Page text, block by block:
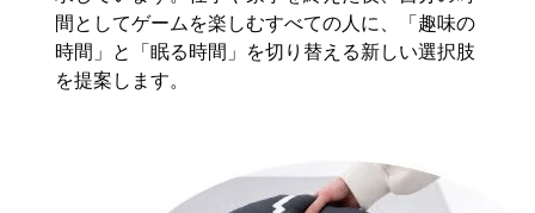
間としてゲームを楽しむすべての人に、「趣味の
時間」と「眠る時間」を切り替える新しい選択肢
を提案します。